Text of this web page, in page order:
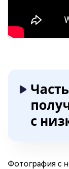
с
Фотография с